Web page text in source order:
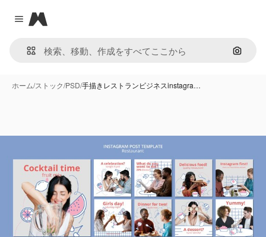
Close menu
Magnific
画像で
ホーム/ストック/PSD/手描きレストランビジネスinstagra…